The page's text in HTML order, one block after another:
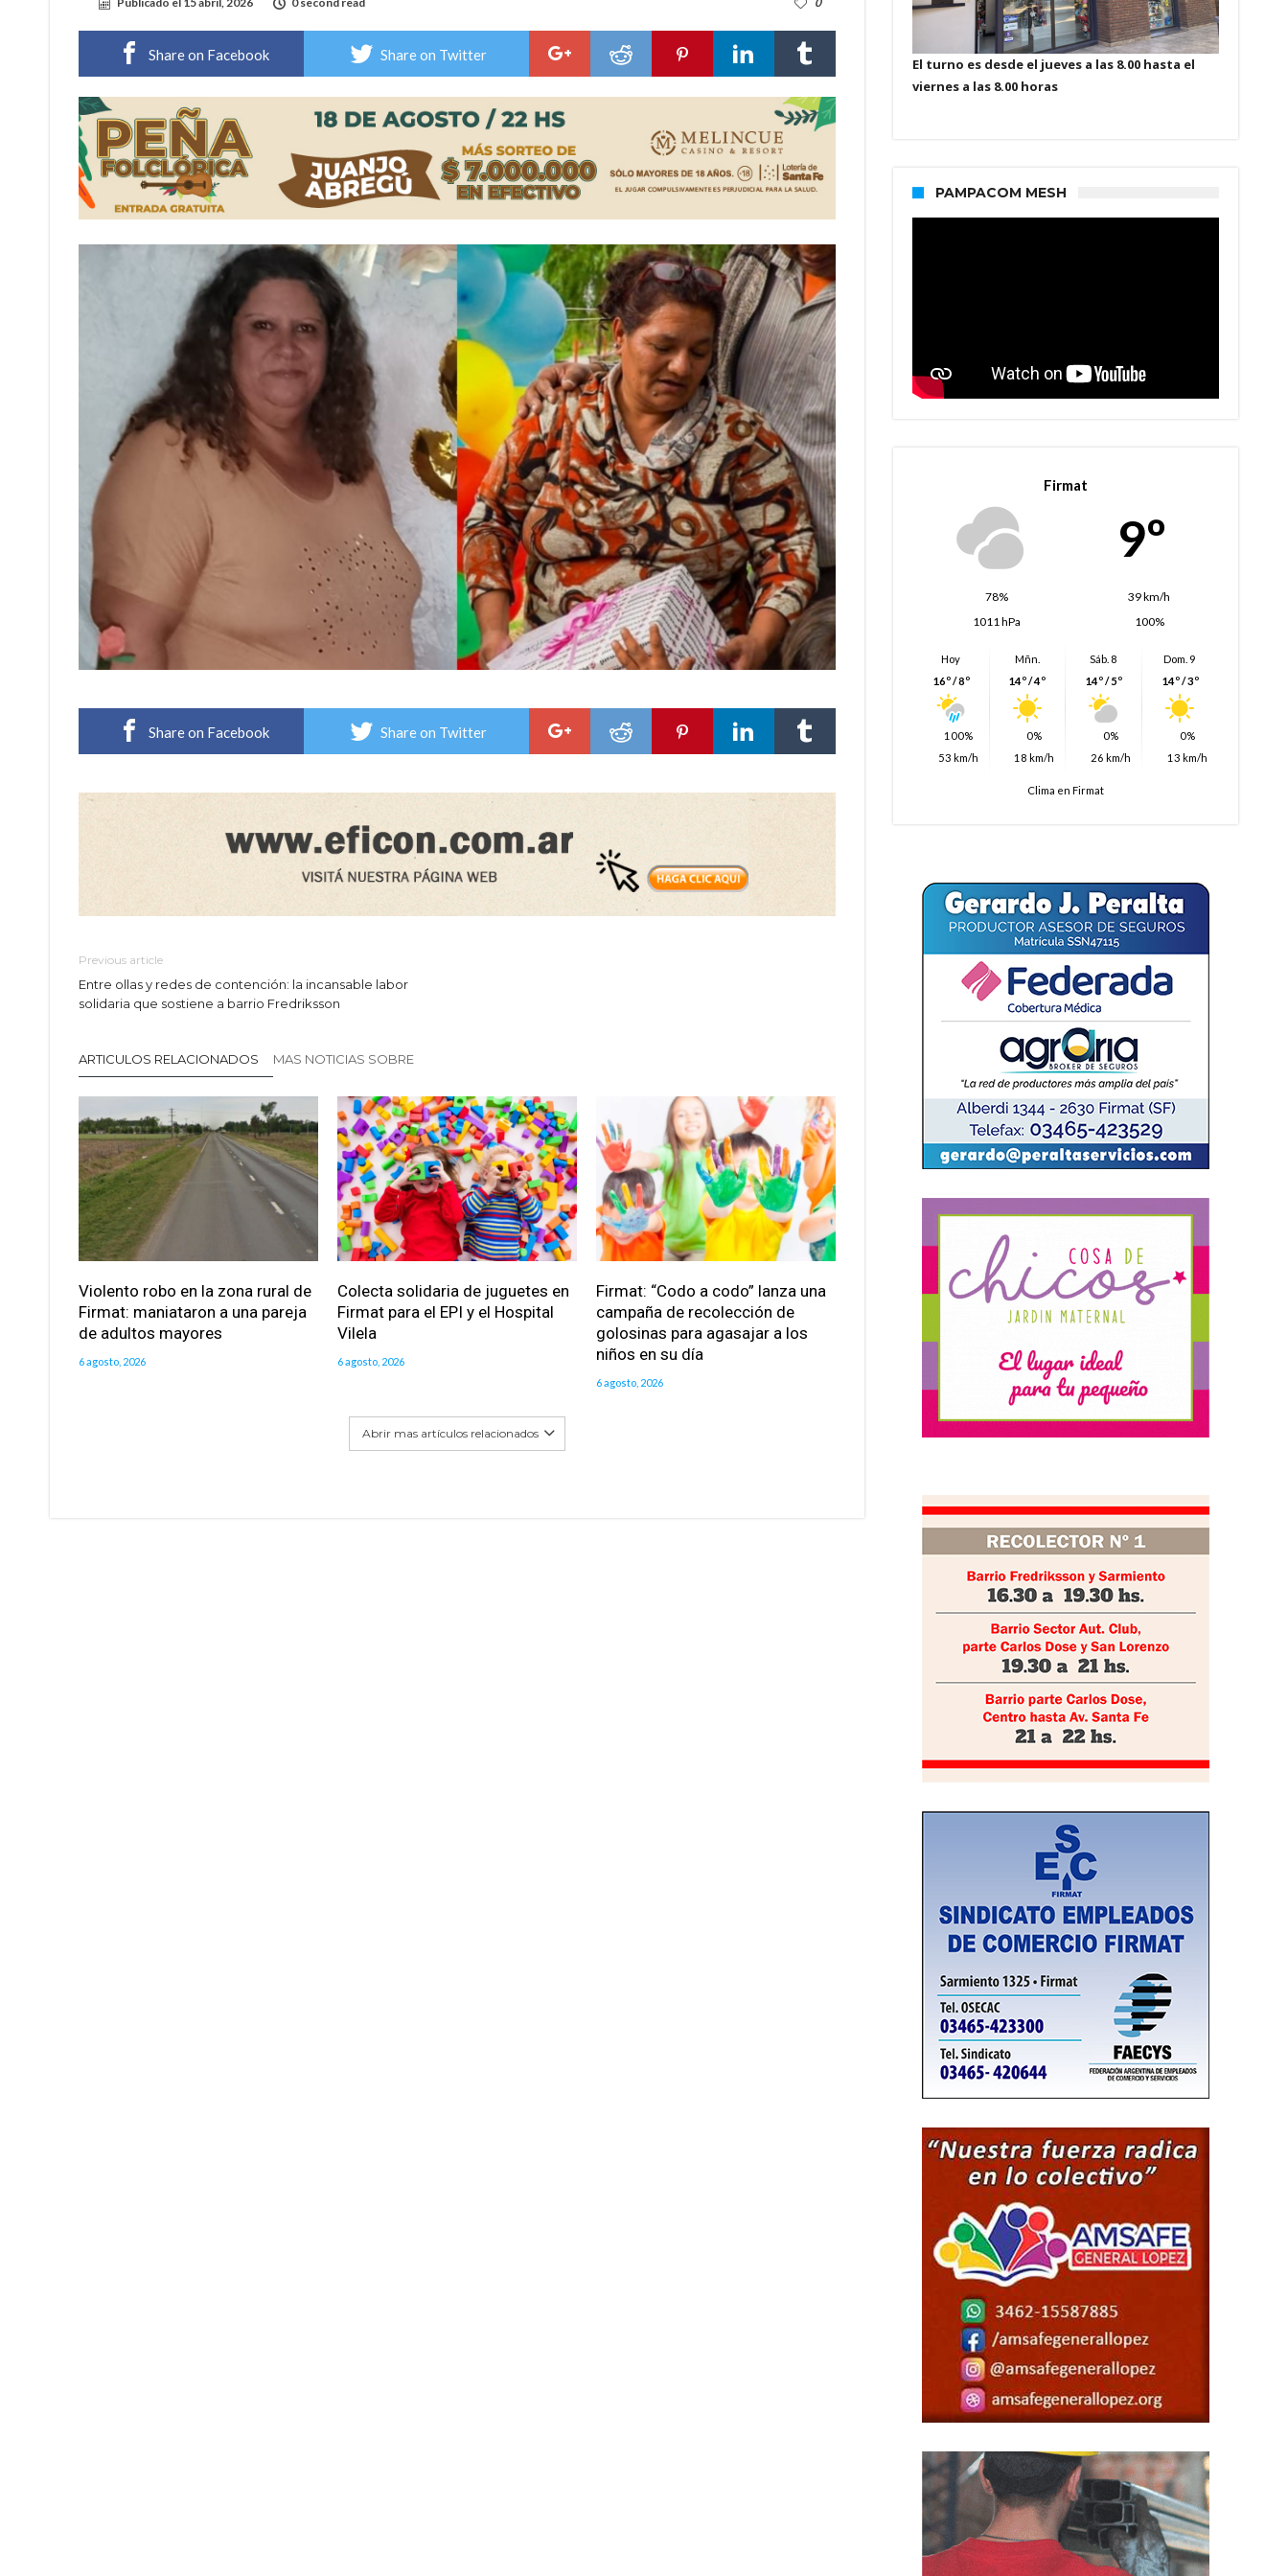
Share on Facebook Share on Twitter
Share on Facebook Share on Twitter
Previous article
Entre ollas y redes de contención: la incansable labor
solidaria que sostiene a barrio Fredriksson
ARTICULOS RELACIONADOS MAS NOTICIAS SOBRE
Violento robo en la zona rural de
Firmat: maniataron a una pareja
de adultos mayores
6 agosto, 2026
Colecta solidaria de juguetes en
Firmat para el EPI y el Hospital
Vilela
6 agosto, 2026
Firmat: “Codo a codo” lanza una
campaña de recolección de
golosinas para agasajar a los
niños en su día
6 agosto, 2026
Abrir mas artículos relacionados
El turno es desde el jueves a las 8.00 hasta el
viernes a las 8.00 horas
PAMPACOM MESH
Firmat
9º
78%
39 km/h
1011 hPa
100%
Hoy
16º / 8º
100%
53 km/h
Mñn.
14º / 4º
0%
18 km/h
Sáb. 8
14º / 5º
0%
26 km/h
Dom. 9
14º / 3º
0%
13 km/h
Clima en Firmat